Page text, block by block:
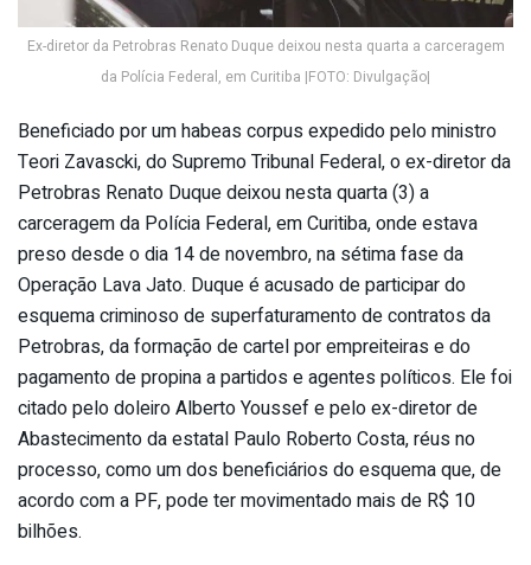
Ex-diretor da Petrobras Renato Duque deixou nesta quarta a carceragem
da Polícia Federal, em Curitiba |FOTO: Divulgação|
Beneficiado por um habeas corpus expedido pelo ministro
Teori Zavascki, do Supremo Tribunal Federal, o ex-diretor da
Petrobras Renato Duque deixou nesta quarta (3) a
carceragem da Polícia Federal, em Curitiba, onde estava
preso desde o dia 14 de novembro, na sétima fase da
Operação Lava Jato. Duque é acusado de participar do
esquema criminoso de superfaturamento de contratos da
Petrobras, da formação de cartel por empreiteiras e do
pagamento de propina a partidos e agentes políticos. Ele foi
citado pelo doleiro Alberto Youssef e pelo ex-diretor de
Abastecimento da estatal Paulo Roberto Costa, réus no
processo, como um dos beneficiários do esquema que, de
acordo com a PF, pode ter movimentado mais de R$ 10
bilhões.